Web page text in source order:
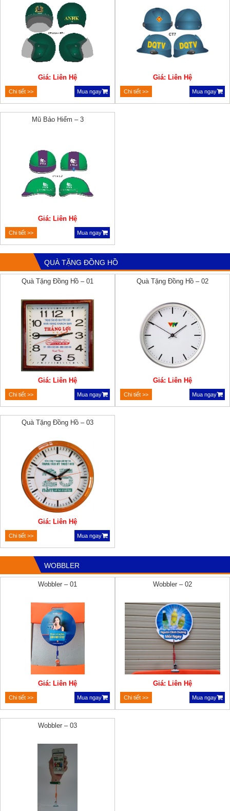
Giá: Liên Hệ
Chi tiết >> Mua ngay
Giá: Liên Hệ
Chi tiết >> Mua ngay
Mũ Bảo Hiểm – 3
Giá: Liên Hệ
Chi tiết >> Mua ngay
QUÀ TẶNG ĐỒNG HỒ
Quà Tặng Đồng Hồ – 01
Giá: Liên Hệ
Chi tiết >> Mua ngay
Quà Tặng Đồng Hồ – 02
Giá: Liên Hệ
Chi tiết >> Mua ngay
Quà Tặng Đồng Hồ – 03
Giá: Liên Hệ
Chi tiết >> Mua ngay
WOBBLER
Wobbler – 01
Giá: Liên Hệ
Chi tiết >> Mua ngay
Wobbler – 02
Giá: Liên Hệ
Chi tiết >> Mua ngay
Wobbler – 03